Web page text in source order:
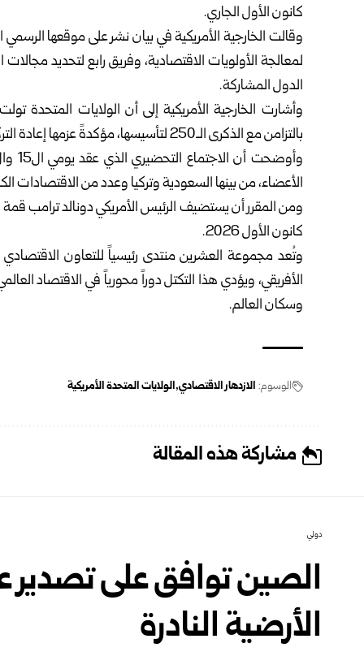
كانون الأول الجاري.
وقالت الخارجية الأمريكية في بيان نشر على موقعها
لمعالجة الأولويات الاقتصادية، وفريق رابع لتحديد
الدول المشاركة.
بالتزامن مع الذكرى الـ250 لتأسيسها، مؤكدةً عزمها إعادة التركيز على الأجندة الاقتصادية الأساسية.
الأعضاء، من بينها السعودية وتركيا وعدد من الاقتصادات
ومن المقرر أن يستضيف الرئيس الأمريكيدونالد ترامب
كانون الأول 2026.
الأفريقي، ويؤدي هذا التكتل دوراً محورياً في الاقتصاد
وسكان العالم.
الوسوم: الازدهار الاقتصادي الولايات المتحدة الأمريكية
مشاركة هذه المقالة
دولي
الصين توافق على تصدير
الأرضية النادرة